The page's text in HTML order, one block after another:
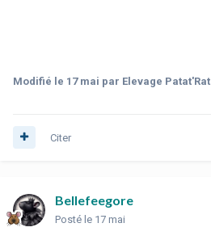
Modifié le 17 mai par Elevage Patat'Rat
Citer
Bellefeegore
Posté le 17 mai